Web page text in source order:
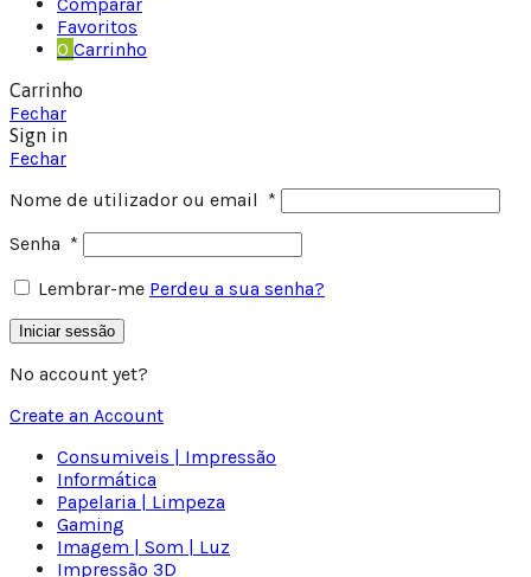
Favoritos
0 Carrinho
Carrinho
Fechar
Sign in
Fechar
Nome de utilizador ou email *
Senha *
Lembrar-me Perdeu a sua senha?
Iniciar sessão
No account yet?
Create an Account
Consumiveis | Impressão
Informática
Papelaria | Limpeza
Gaming
Imagem | Som | Luz
Impressão 3D